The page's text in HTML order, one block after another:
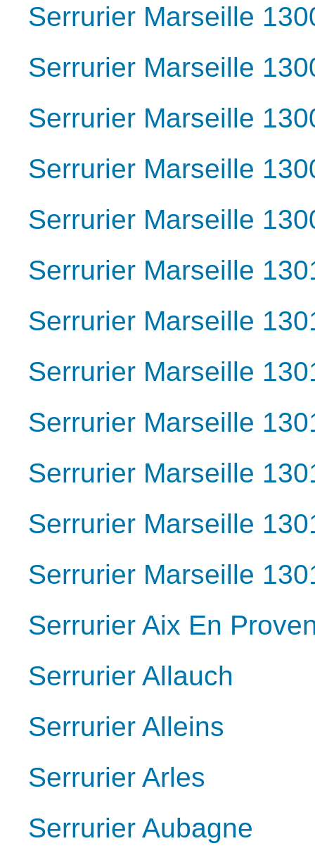
Serrurier Marseille
Serrurier Marseille
Serrurier Marseille
Serrurier Marseille
Serrurier Marseille
Serrurier Marseille
Serrurier Marseille
Serrurier Marseille
Serrurier Marseille
Serrurier Marseille
Serrurier Marseille
Serrurier Marseille
Serrurier Aix En
Serrurier Allauch
Serrurier Alleins
Serrurier Arles
Serrurier Aubagne